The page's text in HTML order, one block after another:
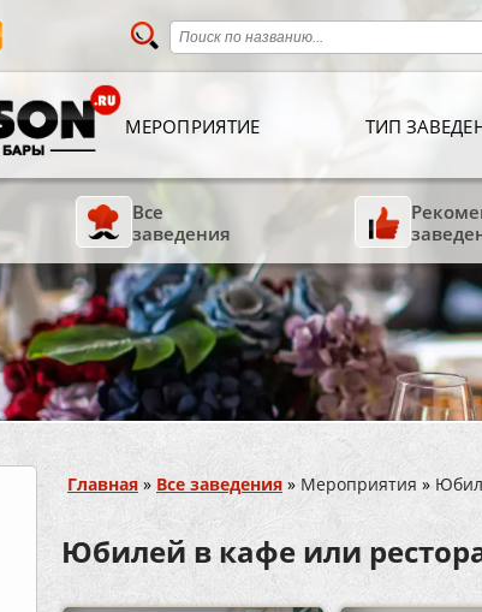
МЕРОПРИЯТИЕ ТИП
Все
заведения
Вы здесь
Главная » Все заведения » Мероприятия »
Юбилей в кафе или